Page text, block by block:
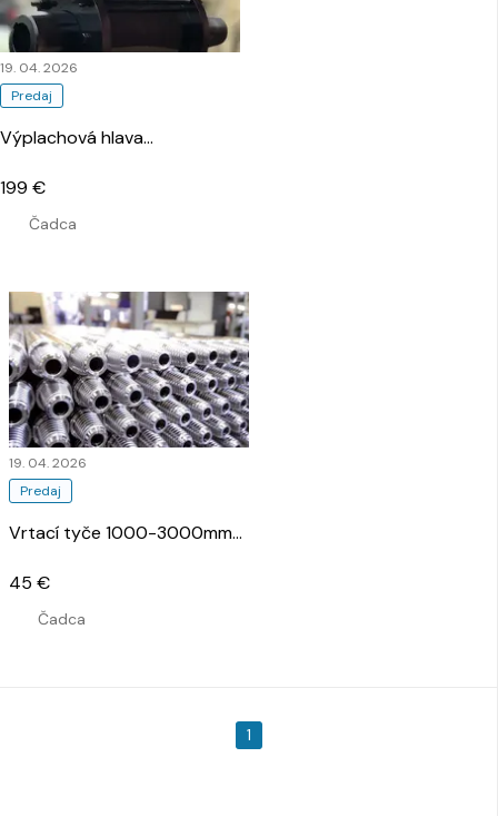
Predaj
19. 04. 2026
Výplachová hlava…
Čadca
199 €
Predaj
19. 04. 2026
Vrtací tyče 1000-3000mm…
Čadca
45 €
1